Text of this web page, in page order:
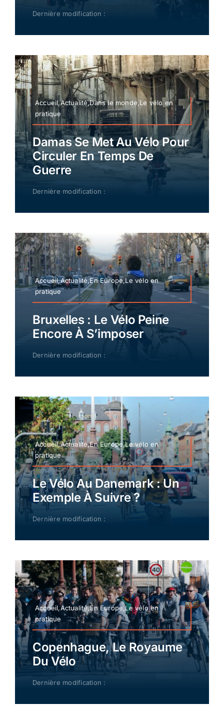
Dernière modification :
Accueil,Actualité,Dans le monde,Le vélo en
pratique
Damas Se Met Au Vélo Pour
Circuler En Temps De
Guerre
Dernière modification :
Accueil,Actualité,En Europe,Le vélo en
pratique
Bruxelles : Le Vélo Peine
Encore À S’imposer
Dernière modification :
Accueil,Actualité,En Europe,Le vélo en
pratique
Le Vélo Au Danemark : Un
Exemple À Suivre ?
Dernière modification :
Accueil,Actualité,En Europe,Le vélo en
pratique
Copenhague, Le Royaume
Du Vélo
Dernière modification :